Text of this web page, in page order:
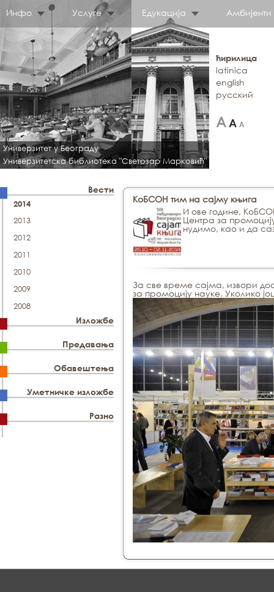
Инфо Услуге Едукација Амбијенти
Универзитет у Београду
Универзитетска библиотека "Светозар Марковић"
ћирилица
latinica
english
русский
Вести
2014
2013
2012
2011
2010
2009
2008
Изложбе
Предавања
Обавештења
Уметничке изложбе
Разно
КоБСОН тим на сајму књига
И ове године,
Центра за
нудимо, као и да
За све време сајма, извори
за промоцију науке. Уколико